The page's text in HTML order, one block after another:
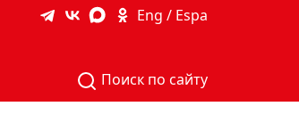
Eng / Espa
Поиск по сайту